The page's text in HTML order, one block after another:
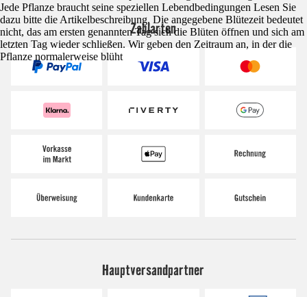
Jede Pflanze braucht seine speziellen Lebendbedingungen Lesen Sie
dazu bitte die Artikelbeschreibung. Die angegebene Blütezeit bedeutet
nicht, das am ersten genannten Tag sich die Blüten öffnen und sich am
letzten Tag wieder schließen. Wir geben den Zeitraum an, in der die
Pflanze normalerweise blüht
Zahlarten
Hauptversandpartner